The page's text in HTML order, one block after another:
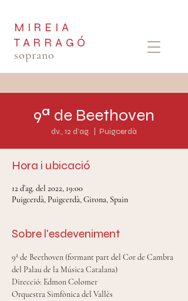
MIREIA
TARRAGÓ
soprano
9ª de Beethoven
dv., 12 d’ag. Puigcerdà
Hora i ubicació
12 d’ag. del 2022, 19:00
Puigcerdà, Puigcerdà, Girona, Spain
Sobre l'esdeveniment
9ª de Beethoven (formant part del Cor de Cambra
del Palau de la Música Catalana)
Direcció: Edmon Colomer
Orquestra Simfònica del Vallès